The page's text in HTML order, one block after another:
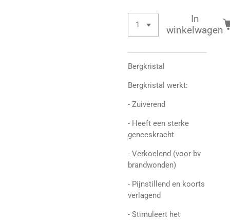
In
winkelwagen
Bergkristal
Bergkristal werkt:
- Zuiverend
- Heeft een sterke
geneeskracht
- Verkoelend (voor bv
brandwonden)
- Pijnstillend en koorts
verlagend
- Stimuleert het